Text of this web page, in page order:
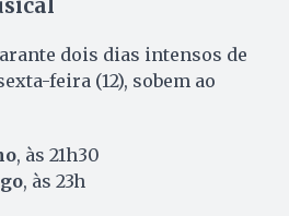
dois dias intensos de
feira (12), sobem ao
, às 21h30
, às 23h